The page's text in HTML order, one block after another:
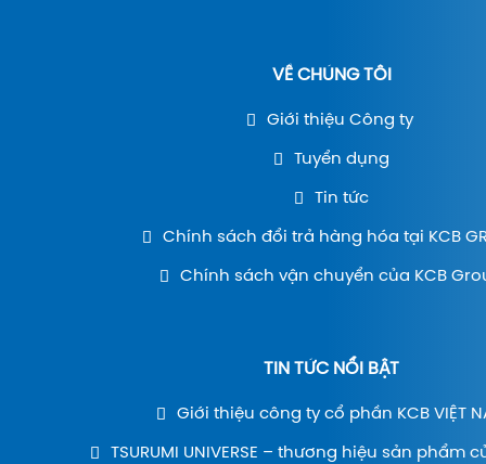
VỀ CHÚNG TÔI
Giới thiệu Công ty
Tuyển dụng
Tin tức
Chính sách đổi trả hàng hóa tại KCB
Chính sách vận chuyển của KCB
TIN TỨC NỔI BẬT
Giới thiệu công ty cổ phần KCB VIỆT
TSURUMI UNIVERSE – thương hiệu sản phẩm